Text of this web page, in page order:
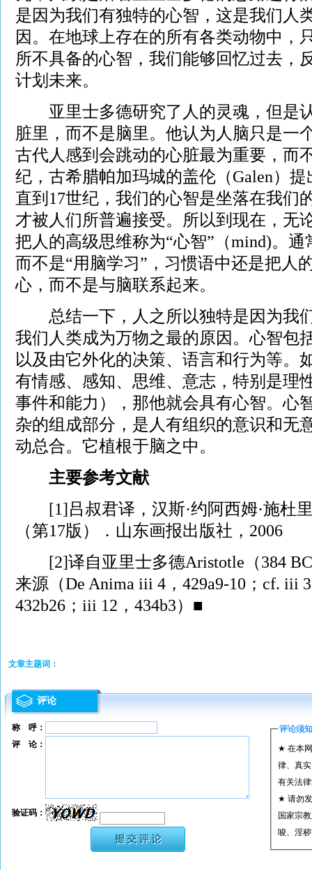
是因为我们有独特的心智，这是我们人
因。在地球上存在的所有各类动物中，
所不具备的心智，我们能够回忆过去，
计划未来。
亚里士多德研究了人的灵魂，但是
脏里，而不是脑里。他认为人脑只是一
古代人感到会跳动的心脏最为重要，而
纪，古希腊帕加玛城的盖伦（Galen）
直到17世纪，我们的心智是坐落在我们
才被人们所普遍接受。所以到现在，无
把人的高级思维称为“心智”（mind)。通
而不是“用脑学习”，习惯语中还是把人
心，而不是与脑联系起来。
总结一下，人之所以独特是因为我
我们人类成为万物之最的原因。心智包
以及由它外化的决策、语言和行为等。
有情感、感知、思维、意志，特别是理
事件和能力），那他就会具有心智。心
杂的组成部分，是人有组织的意识和无
动总合。它植根于脑之中。
主要参考文献
[1]吕叔君译，汉斯·约阿西姆·施杜
（第17版）．山东画报出版社，2006
[2]译自亚里士多德Aristotle（384
来源（De Anima iii 4，429a9-10；cf. iii
432b26；iii 12，434b3）■
文章主题词：
评论
称 呼： 评论须知
★ 在本
律、真
有关法
★ 请勿
国家宗
唆、淫
★ 承担
评 论：
验证码：